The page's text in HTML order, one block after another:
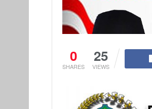
0
SHARES
25
VIEWS